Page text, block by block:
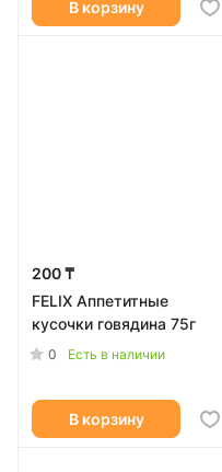
В корзину
200 ₸
FELIX Аппетитные
кусочки говядина 75г
0 Есть в наличии
В корзину